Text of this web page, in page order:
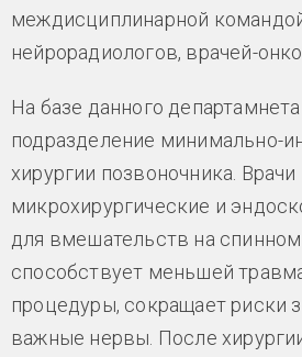
междисциплинарной
нейрорадиологов, врачей-
На базе данного
подразделение минимально-
хирургии позвоночника.
микрохирургические и
для вмешательств на
способствует меньшей
процедуры, сокращает риски
важные нервы. После